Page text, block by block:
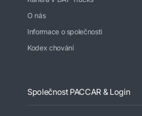
O nás
Informace o společnosti
Kodex chování
Společnost PACCAR & Login